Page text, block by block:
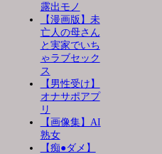
露出モノ
【漫画版】未
亡人の母さん
と実家でいち
ゃラブセック
ス
【男性受け】
オナサポアプ
リ
【画像集】AI
熟女
【痴●ダメ】